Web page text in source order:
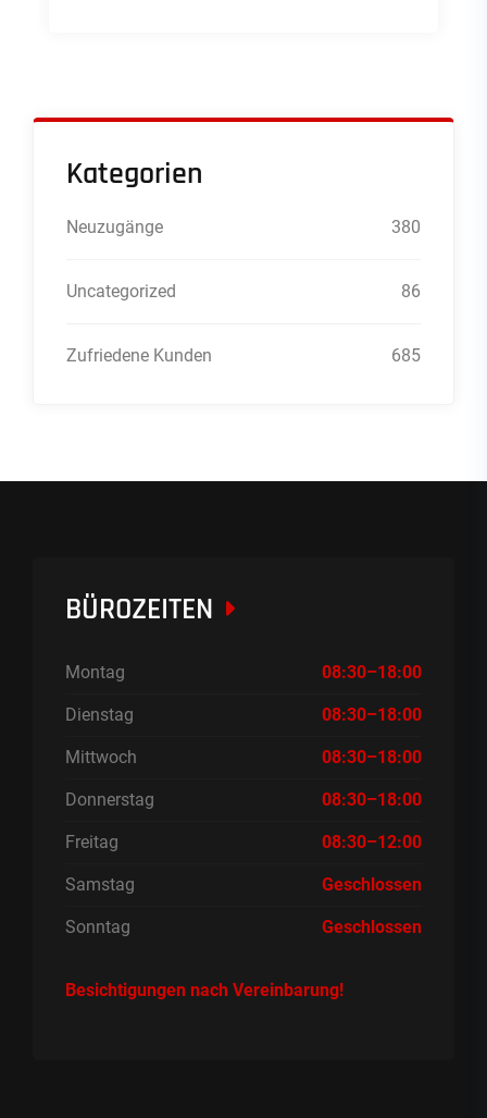
Kategorien
Neuzugänge 380
Uncategorized 86
Zufriedene Kunden 685
BÜROZEITEN
Montag 08:30–18:00
Dienstag 08:30–18:00
Mittwoch 08:30–18:00
Donnerstag 08:30–18:00
Freitag 08:30–12:00
Samstag Geschlossen
Sonntag Geschlossen
Besichtigungen nach Vereinbarung!